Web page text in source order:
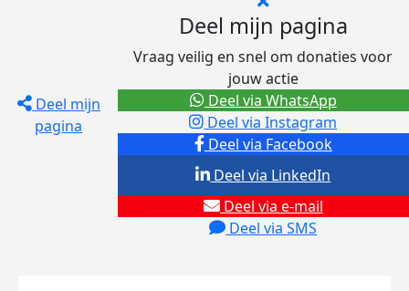
Deel mijn
pagina
Deel mijn pagina
Vraag veilig en snel om donaties voor
jouw actie
Deel via Facebook
Deel via Instagram
Deel via e-mail
Deel via SMS
Deel via LinkedIn
Deel via WhatsApp